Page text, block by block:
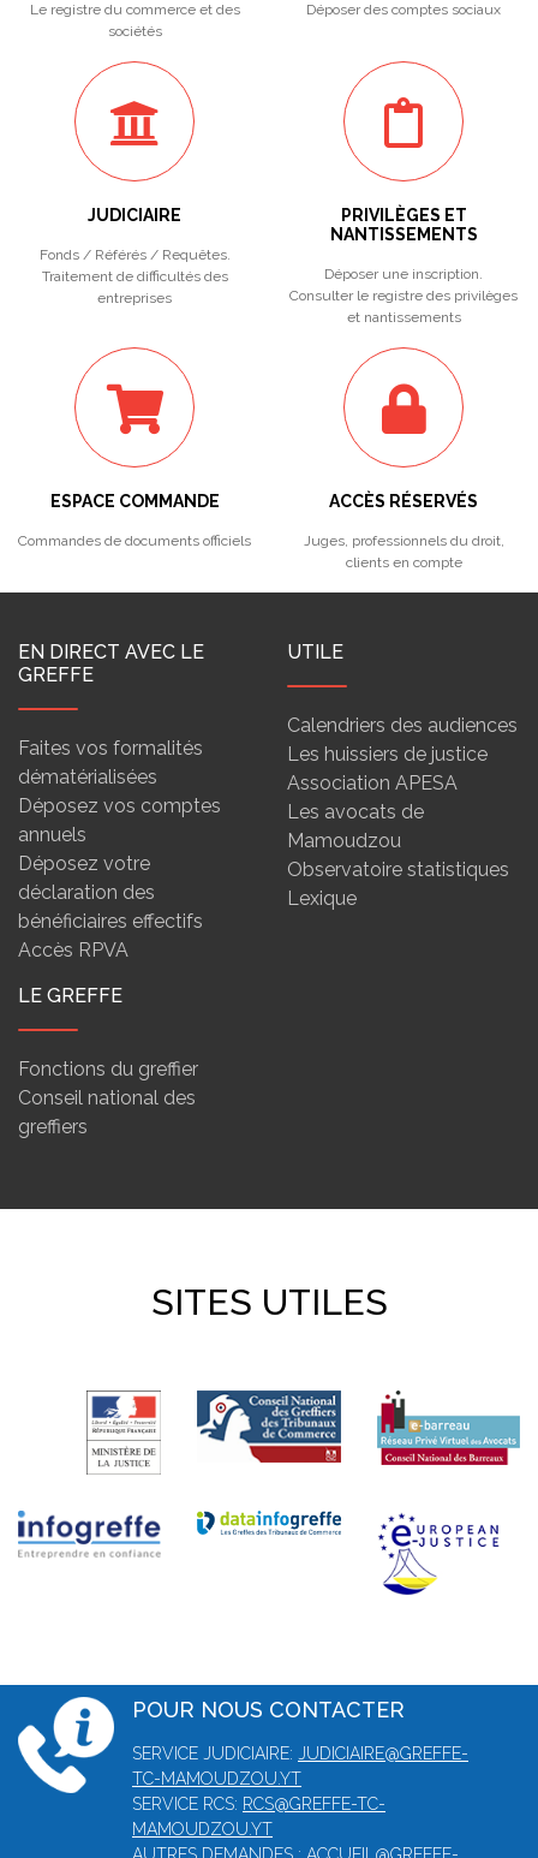
Le registre du commerce et des
sociétés
Déposer des comptes sociaux
JUDICIAIRE
Fonds / Référés / Requêtes.
Traitement de difficultés des
entreprises
PRIVILÈGES ET
NANTISSEMENTS
Déposer une inscription.
Consulter le registre des privilèges
et nantissements
ESPACE COMMANDE
Commandes de documents officiels
ACCÈS RÉSERVÉS
Juges, professionnels du droit,
clients en compte
EN DIRECT AVEC LE
GREFFE
Faites vos formalités
dématérialisées
Déposez vos comptes
annuels
Déposez votre
déclaration des
bénéficiaires effectifs
Accès RPVA
UTILE
Calendriers des audiences
Les huissiers de justice
Association APESA
Les avocats de
Mamoudzou
Observatoire statistiques
Lexique
LE GREFFE
Fonctions du greffier
Conseil national des
greffiers
SITES UTILES
POUR NOUS CONTACTER
SERVICE JUDICIAIRE: JUDICIAIRE@GREFFE-
TC-MAMOUDZOU.YT
SERVICE RCS: RCS@GREFFE-TC-
MAMOUDZOU.YT